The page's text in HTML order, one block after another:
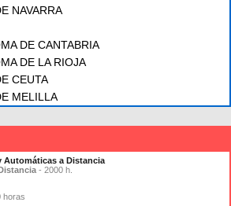
NAVARRA
DE CANTABRIA
DE LA RIOJA
CEUTA
MELILLA
Automáticas a Distancia
- 2000 h.
horas